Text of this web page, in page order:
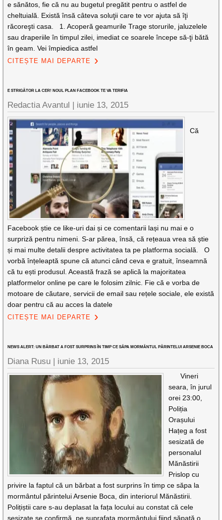
e sănătos, fie că nu au bugetul pregătit pentru o astfel de
cheltuială. Există însă câteva soluţii care te vor ajuta să îţi
răcoreşti casa. 1. Acoperă geamurile Trage storurile, jaluzelele
sau draperiile în timpul zilei, imediat ce soarele începe să-ţi bătă
în geam. Vei împiedica astfel
CITEȘTE MAI DEPARTE
E STRIGĂTOR LA CER! NOUL PLAN FACEBOOK TE VA TERIFIA
Redactia Avantul | iunie 13, 2015
Că
Facebook știe ce like-uri dai și ce comentarii lași nu mai e o
surpriză pentru nimeni. S-ar părea, însă, că rețeaua vrea să știe
și mai multe detalii despre activitatea ta pe platforma socială. O
vorbă înțeleaptă spune că atunci când ceva e gratuit, înseamnă
că tu ești produsul. Această frază se aplică la majoritatea
platformelor online pe care le folosim zilnic. Fie că e vorba de
motoare de căutare, servicii de email sau rețele sociale, ele există
doar pentru că au acces la datele
CITEȘTE MAI DEPARTE
NEWS ALERT: UN BĂRBAT A FOST SURPRINS ÎN TIMP CE SĂPA MORMÂNTUL PĂRINTELUI ARSENIE BOCA
Diana Rusu | iunie 13, 2015
Vineri
seara, în jurul
orei 23:00,
Poliția
Orașului
Hațeg a fost
sesizată de
personalul
Mănăstirii
Prislop cu
privire la faptul că un bărbat a fost surprins în timp ce săpa la
mormântul părintelui Arsenie Boca, din interiorul Mănăstirii.
Polițiștii care s-au deplasat la fața locului au constat că cele
sesizate se confirmă, pe suprafața mormântului fiind săpată o